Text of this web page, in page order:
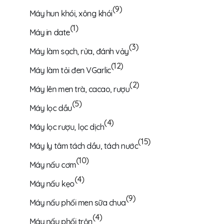
Máy hun khói, xông khói(9)
Máy in date(1)
Máy làm sạch, rửa, đánh vảy(3)
Máy làm tỏi đen VGarlic(12)
Máy lên men trà, cacao, rượu(2)
Máy lọc dầu(5)
Máy lọc rượu, lọc dịch(4)
Máy ly tâm tách dầu, tách nước(15)
Máy nấu cơm(10)
Máy nấu kẹo(4)
Máy nấu phối men sữa chua(9)
Máy nấu phối trộn(4)